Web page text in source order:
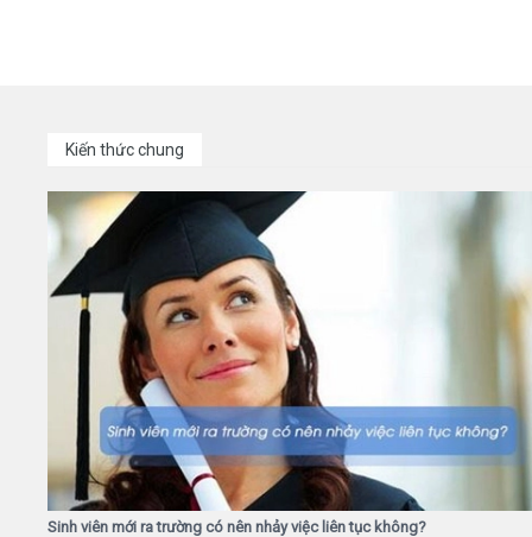
Kiến thức chung
Sinh viên mới ra trường có nên nhảy việc liên tục không?